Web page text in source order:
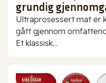
grundig
Ultraprosessert mat er
gått gjennom
Et klassisk...